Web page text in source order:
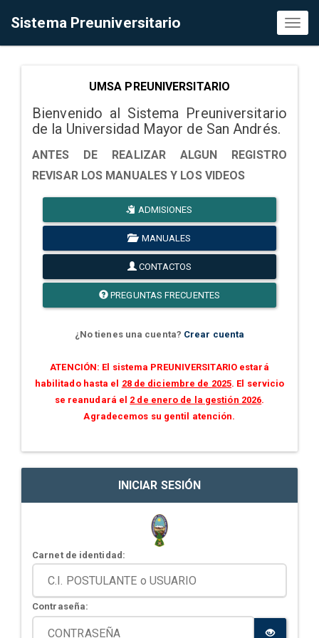
Sistema Preuniversitario
UMSA PREUNIVERSITARIO
Bienvenido al Sistema Preuniversitario
de la Universidad Mayor de San Andrés.
ANTES DE REALIZAR ALGUN REGISTRO
REVISAR LOS MANUALES Y LOS VIDEOS
ADMISIONES
MANUALES
CONTACTOS
PREGUNTAS FRECUENTES
¿No tienes una cuenta? Crear cuenta
ATENCIÓN: El sistema PREUNIVERSITARIO estará
habilitado hasta el 28 de diciembre de 2025. El servicio
se reanudará el 2 de enero de la gestión 2026.
Agradecemos su gentil atención.
INICIAR SESIÓN
Carnet de identidad:
Contraseña: